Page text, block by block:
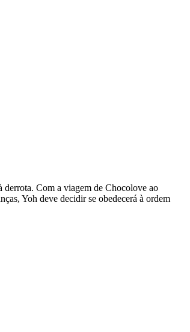
derrota. Com a viagem de Chocolove ao
Yoh deve decidir se obedecerá à ordem